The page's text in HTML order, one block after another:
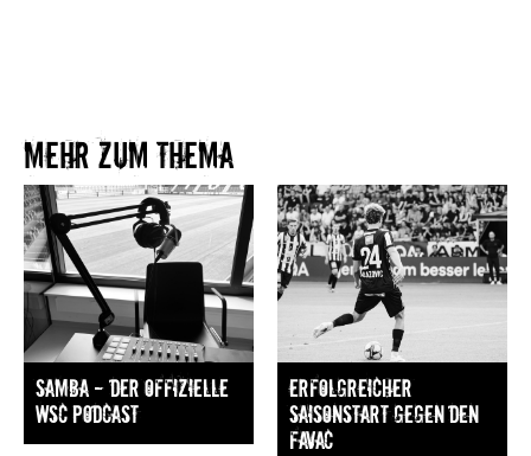
Mehr zum Thema​
Samba — Der offizielle
WSC Podcast
Erfolgreicher
Saisonstart gegen den
FavAC